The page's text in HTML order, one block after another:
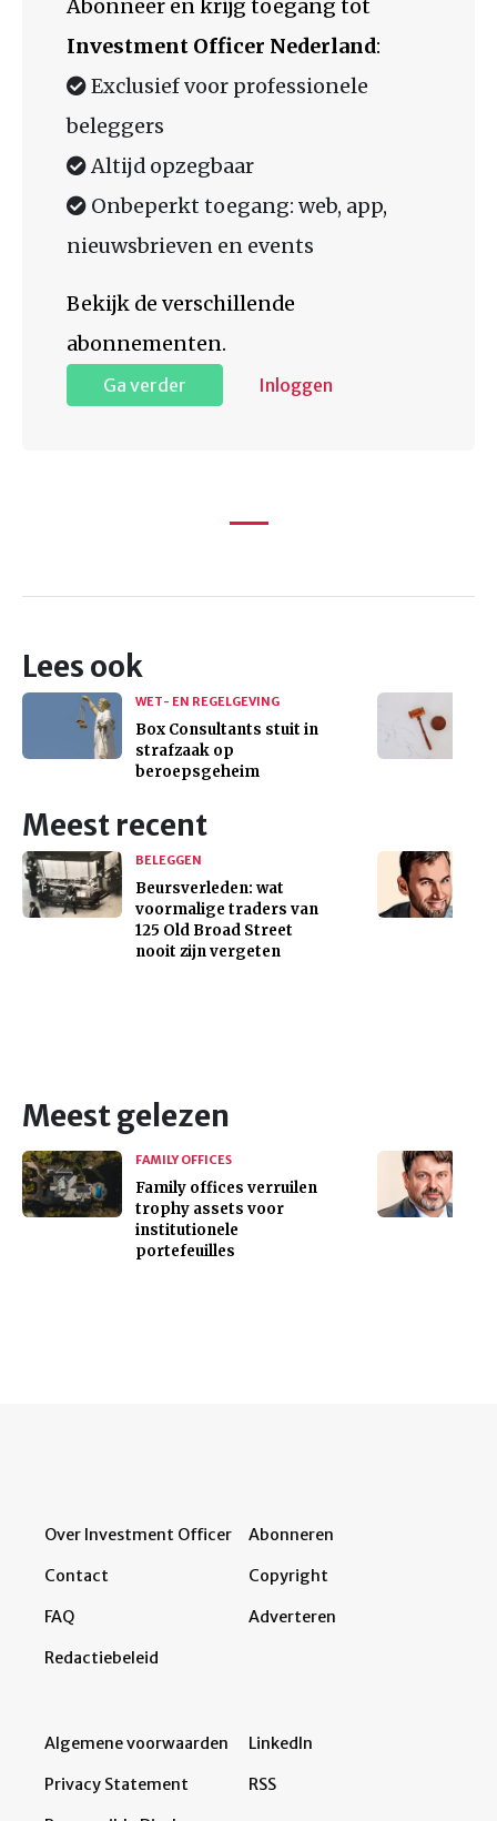
Abonneer en krijg toegang tot
Investment Officer Nederland:
Exclusief voor professionele
beleggers
Altijd opzegbaar
Onbeperkt toegang: web, app,
nieuwsbrieven en events
Bekijk de verschillende
abonnementen.
Ga verder Inloggen
Lees ook
WET- EN REGELGEVING
Box Consultants stuit in
strafzaak op
beroepsgeheim
Meest recent
BELEGGEN
Beursverleden: wat
voormalige traders van
125 Old Broad Street
nooit zijn vergeten
Meest gelezen
FAMILY OFFICES
Family offices verruilen
trophy assets voor
institutionele
portefeuilles
Over Investment Officer
Contact
FAQ
Redactiebeleid
Abonneren
Copyright
Adverteren
Algemene voorwaarden
Privacy Statement
LinkedIn
RSS